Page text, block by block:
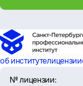
об институтелицензии
№ лицензии: